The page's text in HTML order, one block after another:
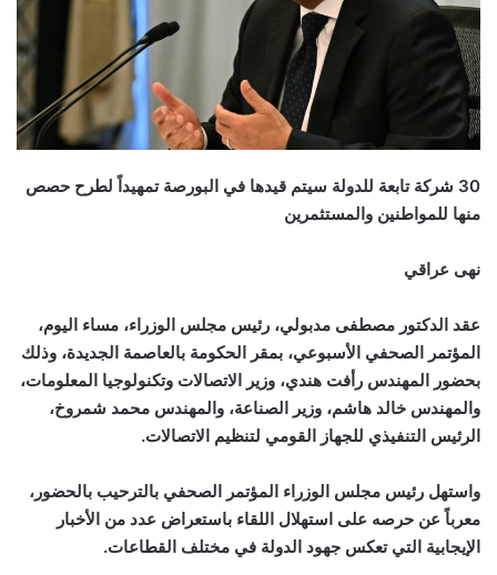
30 شركة تابعة للدولة سيتم قيدها في البورصة تمهيداً لطرح حصص
منها للمواطنين والمستثمرين
نهى عراقي
عقد الدكتور مصطفى مدبولي، رئيس مجلس الوزراء، مساء اليوم،
المؤتمر الصحفي الأسبوعي، بمقر الحكومة بالعاصمة الجديدة، وذلك
بحضور المهندس رأفت هندي، وزير الاتصالات وتكنولوجيا المعلومات،
والمهندس خالد هاشم، وزير الصناعة، والمهندس محمد شمروخ،
الرئيس التنفيذي للجهاز القومي لتنظيم الاتصالات.
واستهل رئيس مجلس الوزراء المؤتمر الصحفي بالترحيب بالحضور،
معرباً عن حرصه على استهلال اللقاء باستعراض عدد من الأخبار
الإيجابية التي تعكس جهود الدولة في مختلف القطاعات.